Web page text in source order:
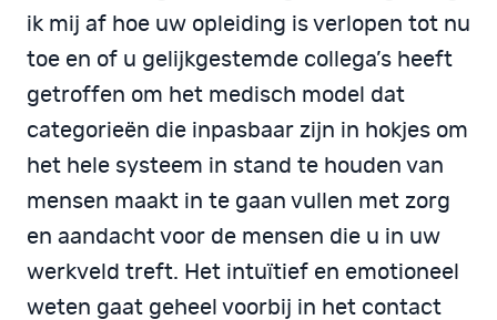
ik mij af hoe uw opleiding is verlopen tot nu
toe en of u gelijkgestemde collega’s heeft
getroffen om het medisch model dat
categorieën die inpasbaar zijn in hokjes om
het hele systeem in stand te houden van
mensen maakt in te gaan vullen met zorg
en aandacht voor de mensen die u in uw
werkveld treft. Het intuïtief en emotioneel
weten gaat geheel voorbij in het contact